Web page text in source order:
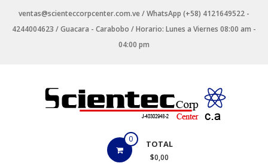
contenido
ventas@scienteccorpcenter.com.ve / WhatsApp (+58) 4121649522 -
4244004623 / Guacara - Carabobo / Horario: Lunes a Viernes 08:00 am -
04:00 pm
0 TOTAL
$0,00